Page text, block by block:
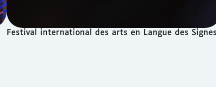
Festival international des arts en Langue des Signes